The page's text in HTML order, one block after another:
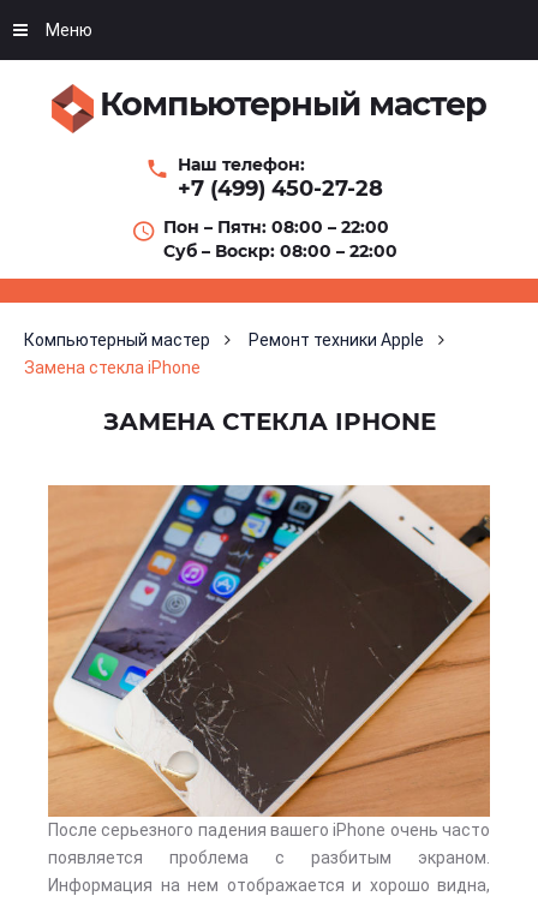
Компьютерный мастер
Наш телефон:
+7 (499) 450-27-28
Пон – Пятн: 08:00 – 22:00
Суб – Воскр: 08:00 – 22:00
Меню
Компьютерный мастер
Ремонт техники Apple
Замена стекла iPhone
ЗАМЕНА СТЕКЛА IPHONE
После серьезного падения вашего iPhone очень часто
появляется проблема с разбитым экраном.
Информация на нем отображается и хорошо видна,